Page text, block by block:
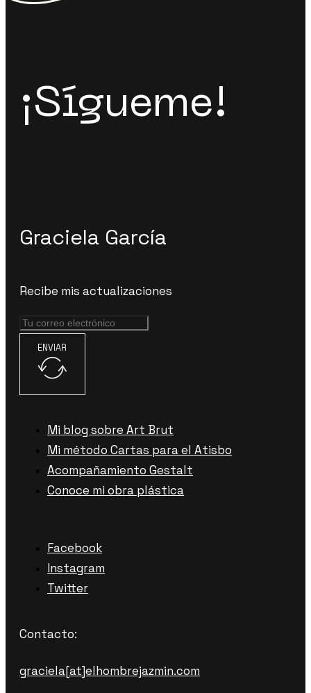
¡Sígueme!
Graciela García
Recibe mis actualizaciones
ENVIAR
Mi blog sobre Art Brut
Mi método Cartas para el Atisbo
Acompañamiento Gestalt
Conoce mi obra plástica
Facebook
Instagram
Twitter
Contacto:
graciela[at]elhombrejazmin.com